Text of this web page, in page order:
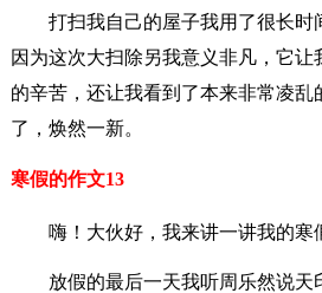
打扫我自己的屋子我用了很长时
因为这次大扫除另我意义非凡，它
的辛苦，还让我看到了本来非常凌乱
了，焕然一新。
寒假的作文13
嗨！大伙好，我来讲一讲我的寒
放假的最后一天我听周乐然说天